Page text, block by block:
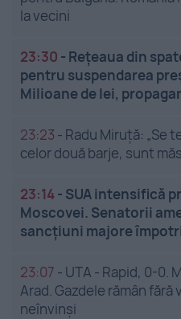
la vecini
23:30 - Rețeaua din
pentru suspendarea
Milioane de lei,
23:23 - Radu Miruță: „Se
celor două barje, sunt
23:14- SUA intensifică
Moscovei. Senatorii
sancțiuni majore
23:07 - UTA - Rapid, 0-0.
Arad. Gazdele rămân
neînvinși